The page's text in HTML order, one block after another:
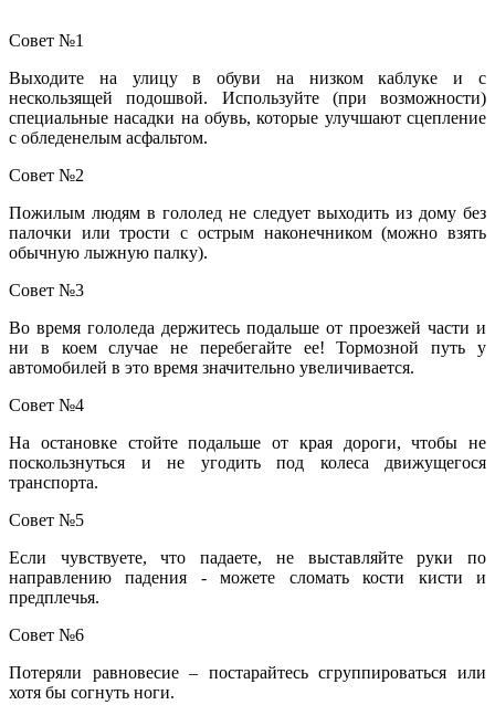
Совет №1
Выходите на улицу в обуви на низком каблуке и с
нескользящей подошвой. Используйте (при возможности)
специальные насадки на обувь, которые улучшают сцепление
с обледенелым асфальтом.
Совет №2
Пожилым людям в гололед не следует выходить из дому без
палочки или трости с острым наконечником (можно взять
обычную лыжную палку).
Совет №3
Во время гололеда держитесь подальше от проезжей части и
ни в коем случае не перебегайте ее! Тормозной путь у
автомобилей в это время значительно увеличивается.
Совет №4
На остановке стойте подальше от края дороги, чтобы не
поскользнуться и не угодить под колеса движущегося
транспорта.
Совет №5
Если чувствуете, что падаете, не выставляйте руки по
направлению падения - можете сломать кости кисти и
предплечья.
Совет №6
Потеряли равновесие – постарайтесь сгруппироваться или
хотя бы согнуть ноги.